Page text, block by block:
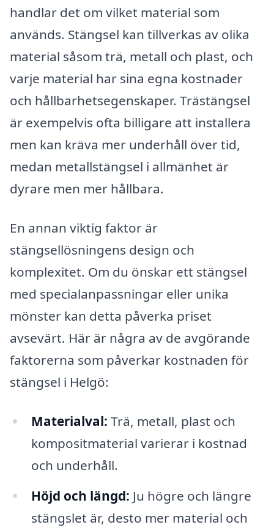
handlar det om vilket material som
används. Stängsel kan tillverkas av olika
material såsom trä, metall och plast, och
varje material har sina egna kostnader
och hållbarhetsegenskaper. Trästängsel
är exempelvis ofta billigare att installera
men kan kräva mer underhåll över tid,
medan metallstängsel i allmänhet är
dyrare men mer hållbara.
En annan viktig faktor är
stängsellösningens design och
komplexitet. Om du önskar ett stängsel
med specialanpassningar eller unika
mönster kan detta påverka priset
avsevärt. Här är några av de avgörande
faktorerna som påverkar kostnaden för
stängsel i Helgö:
Materialval: Trä, metall, plast och
kompositmaterial varierar i kostnad
och underhåll.
Höjd och längd: Ju högre och längre
stängslet är, desto mer material och